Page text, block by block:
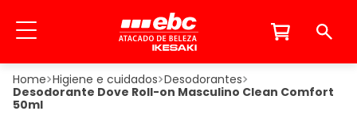
Higiene e cuidados Desodorantes
Desodorante Dove Roll-on Masculino Clean Comfort
50ml